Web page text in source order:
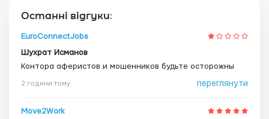
Останні відгуки:
EuroConnectJobs
Шухрат Исманов
Контора аферистов и мошенников будьте осторожны
2 години тому переглянути
Move2Work